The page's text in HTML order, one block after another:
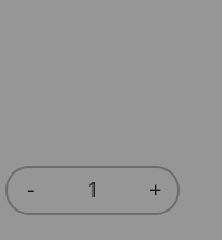
Quantity
- +